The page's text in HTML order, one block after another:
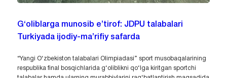
G‘oliblarga munosib e’tirof: JDPU talabalari
Turkiyada ijodiy-ma’rifiy safarda
“Yangi O‘zbekiston talabalari Olimpiadasi” sport musobaqalarining
respublika final bosqichlarida g‘oliblikni qo‘lga kiritgan sportchi